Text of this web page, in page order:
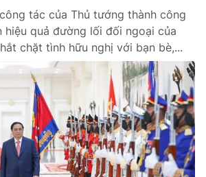
tác của Thủ tướng thành công
quả đường lối đối ngoại của
chặt tình hữu nghị với bạn bè,...